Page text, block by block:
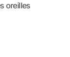
oreilles